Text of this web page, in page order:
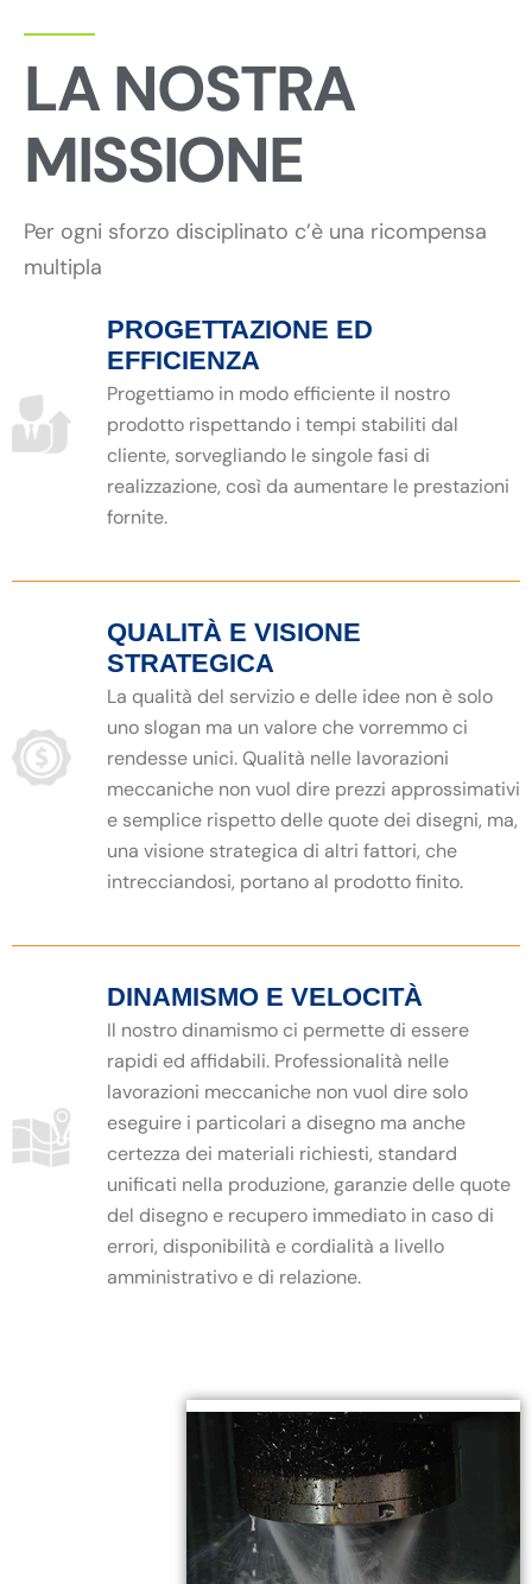
LA NOSTRA
MISSIONE
Per ogni sforzo disciplinato c’è una ricompensa
multipla
PROGETTAZIONE ED
EFFICIENZA
Progettiamo in modo efficiente il nostro
prodotto rispettando i tempi stabiliti dal
cliente, sorvegliando le singole fasi di
realizzazione, così da aumentare le prestazioni
fornite.
QUALITÀ E VISIONE
STRATEGICA
La qualità del servizio e delle idee non è solo
uno slogan ma un valore che vorremmo ci
rendesse unici. Qualità nelle lavorazioni
meccaniche non vuol dire prezzi approssimativi
e semplice rispetto delle quote dei disegni, ma,
una visione strategica di altri fattori, che
intrecciandosi, portano al prodotto finito.
DINAMISMO E VELOCITÀ
Il nostro dinamismo ci permette di essere
rapidi ed affidabili. Professionalità nelle
lavorazioni meccaniche non vuol dire solo
eseguire i particolari a disegno ma anche
certezza dei materiali richiesti, standard
unificati nella produzione, garanzie delle quote
del disegno e recupero immediato in caso di
errori, disponibilità e cordialità a livello
amministrativo e di relazione.